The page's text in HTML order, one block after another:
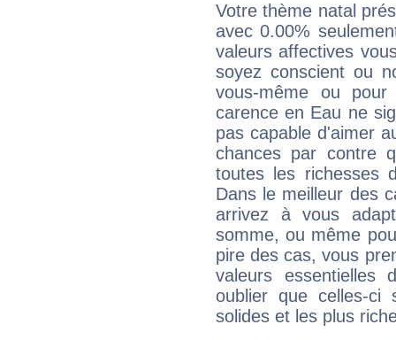
Votre thème natal
avec 0.00%
valeurs affectives
soyez conscient ou
vous-même ou
carence en Eau ne
pas capable d'aimer
chances par contre
toutes les richesses
Dans le meilleur des
arrivez à vous
somme, ou même
pire des cas, vous
valeurs
oublier que celles-
solides et les plus